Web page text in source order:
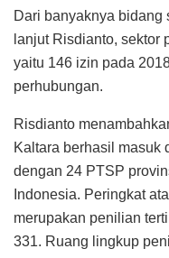
Dari banyaknya bidang
lanjut Risdianto, sektor
yaitu 146 izin pada
perhubungan.
Risdianto
Kaltara berhasil masuk
dengan 24 PTSP
Indonesia. Peringkat
merupakan penilian
331. Ruang lingkup